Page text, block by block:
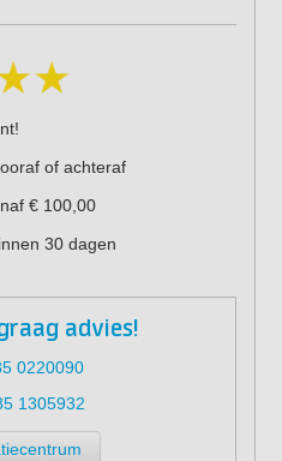
of achteraf
€ 100,00
30 dagen
advies!
0220090
1305932